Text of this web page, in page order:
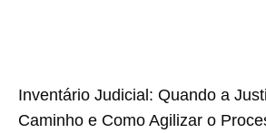
Inventário Judicial: Quando a
Caminho e Como Agilizar o